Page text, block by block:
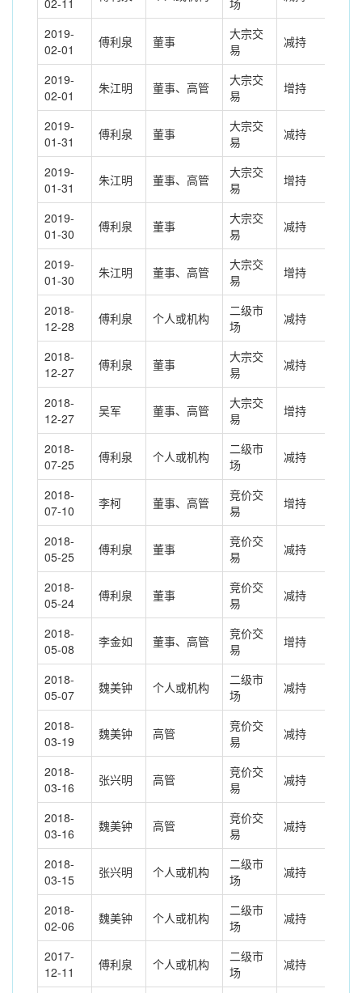
02-11
场
2019-
02-01
傅利泉 董事
大宗交
易
减持
2019-
02-01
朱江明 董事、高管
大宗交
易
增持
2019-
01-31
傅利泉 董事
大宗交
易
减持
2019-
01-31
朱江明 董事、高管
大宗交
易
增持
2019-
01-30
傅利泉 董事
大宗交
易
减持
2019-
01-30
朱江明 董事、高管
大宗交
易
增持
2018-
12-28
傅利泉 个人或机构
二级市
场
减持
2018-
12-27
傅利泉 董事
大宗交
易
减持
2018-
12-27
吴军 董事、高管
大宗交
易
增持
2018-
07-25
傅利泉 个人或机构
二级市
场
减持
2018-
07-10
李柯 董事、高管
竞价交
易
增持
2018-
05-25
傅利泉 董事
竞价交
易
减持
2018-
05-24
傅利泉 董事
竞价交
易
减持
2018-
05-08
李金如 董事、高管
竞价交
易
增持
2018-
05-07
魏美钟 个人或机构
二级市
场
减持
2018-
03-19
魏美钟 高管
竞价交
易
减持
2018-
03-16
张兴明 高管
竞价交
易
减持
2018-
03-16
魏美钟 高管
竞价交
易
减持
2018-
03-15
张兴明 个人或机构
二级市
场
减持
2018-
02-06
魏美钟 个人或机构
二级市
场
减持
2017-
12-11
傅利泉 个人或机构
二级市
场
减持